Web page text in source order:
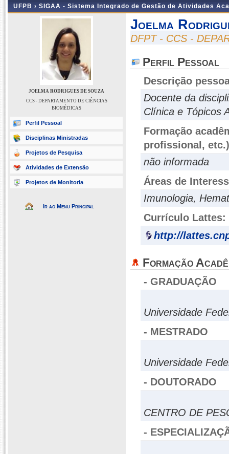
UFPB › SIGAA - Sistema Integrado de Gestão de Atividades
JOELMA RODRIGUES DE SOUZA
CCS - DEPARTAMENTO DE CIÊNCIAS
BIOMÉDICAS
Perfil Pessoal
Disciplinas Ministradas
Projetos de Pesquisa
Atividades de Extensão
Projetos de Monitoria
Ir ao Menu Principal
Joelma
DFPT - CCS -
Perfil Pessoal
Descrição
Docente da
Clínica e Tópicos
Formação
profissional, etc.)
não informada
Áreas de
Imunologia,
Currículo Lattes:
http://
Formação
- GRADUAÇÃO
Universidade
- MESTRADO
Universidade
- DOUTORADO
CENTRO DE
-